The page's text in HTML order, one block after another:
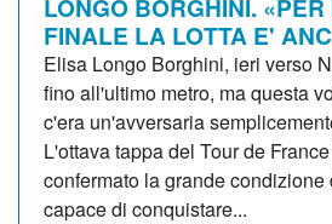
LONGO BORGHINI.
FINALE LA LOTTA E'
Elisa Longo Borghini, ieri verso
fino all'ultimo metro, ma questa
c'era un'avversaria
L'ottava tappa del Tour de
confermato la grande
capace di conquistare...